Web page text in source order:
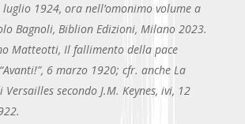
luglio 1924, ora nell’omonimo volume a
Bagnoli, Biblion Edizioni, Milano 2023.
Matteotti, Il fallimento della pace
6 marzo 1920; cfr. anche La
Versailles secondo J.M. Keynes, ivi, 12